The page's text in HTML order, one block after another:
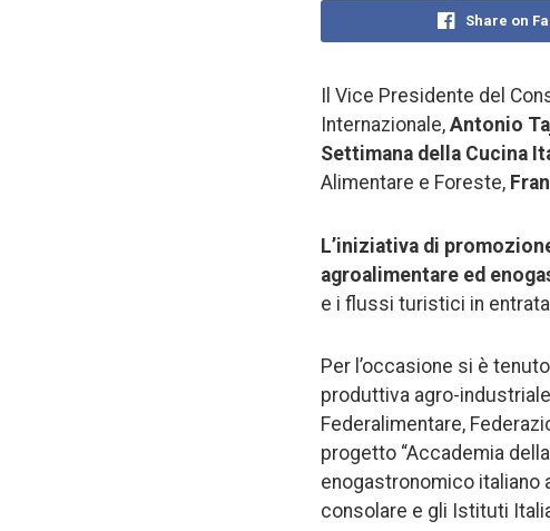
Share on
Il Vice Presidente del
Internazionale, Antonio
Settimana della Cucina
Alimentare e Foreste,
L’iniziativa di
agroalimentare ed
e i flussi turistici in
Per l’occasione si è
produttiva agro-
Federalimentare,
progetto “Accademia
enogastronomico italiano
consolare e gli Istituti